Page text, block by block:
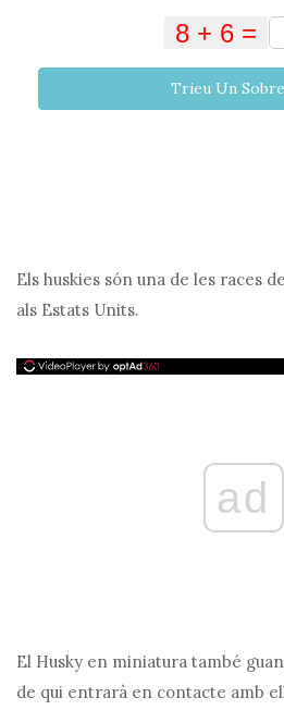
Trieu Un
Els huskies són una de les races
als Estats Units.
ad
El Husky en miniatura també
de qui entrarà en contacte amb